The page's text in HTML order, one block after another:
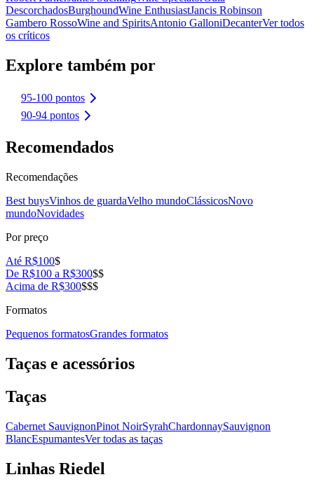
DescorchadosBurghoundWine EnthusiastJancis Robinson
Gambero RossoWine and SpiritsAntonio GalloniDecanterVer todos
os críticos
Explore também por
95-100 pontos
90-94 pontos
Recomendados
Recomendações
Best buysVinhos de guardaVelho mundoClássicosNovo
mundoNovidades
Por preço
Até R$100$
De R$100 a R$300$$
Acima de R$300$$$
Formatos
Pequenos formatosGrandes formatos
Taças e acessórios
Taças
Cabernet SauvignonPinot NoirSyrahChardonnaySauvignon
BlancEspumantesVer todas as taças
Linhas Riedel